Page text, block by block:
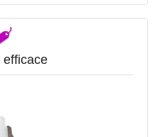
efficace